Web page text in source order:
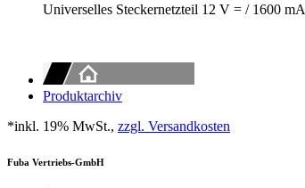
Universelles Steckernetzteil 12 V = / 1600 mA
Produktarchiv
*inkl. 19% MwSt., zzgl. Versandkosten
Fuba Vertriebs-GmbH